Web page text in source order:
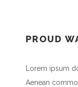
PROUD
Lorem ipsum
Aenean